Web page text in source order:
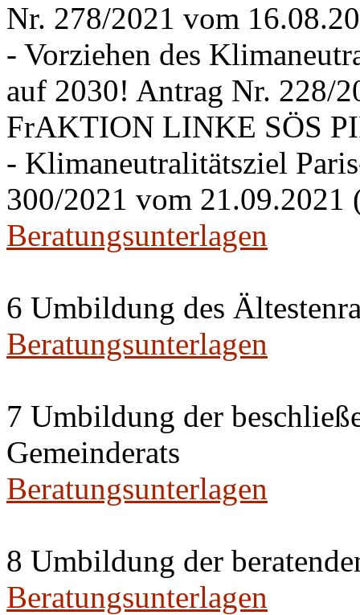
Nr. 278/2021 vom
- Vorziehen des
auf 2030! Antrag Nr. 228/
FrAKTION LINKE SÖS
- Klimaneutralitätsziel
300/2021 vom 21.09.2021
Beratungsunterlagen
6 Umbildung des
Beratungsunterlagen
7 Umbildung der
Gemeinderats
Beratungsunterlagen
8 Umbildung der
Beratungsunterlagen